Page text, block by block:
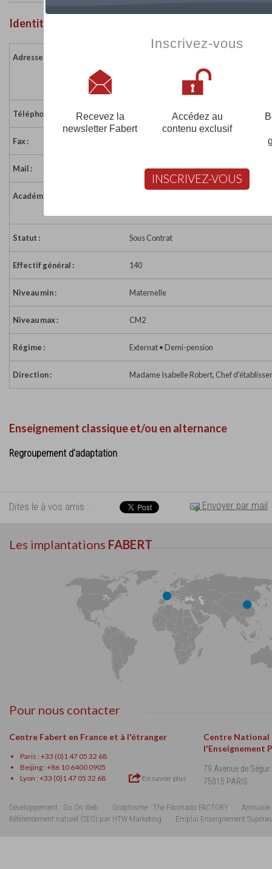
Identité de l'établissement
Adresse :
Téléphone : 02 96 92 72 11
Fax :
Mail : eco22.sc.penvenan@eco.ecbretagne.org
Académie :
Statut : Sous Contrat
Effectif général : 140
Niveau min : Maternelle
Niveau max : CM2
Régime : Externat • Demi-pension
Direction : Madame Isabelle Robert, Chef
Enseignement classique et/ou en alternance
Regroupement d'adaptation
Dites le à vos amis : Envoyer par mail
Les implantations FABERT
Pour nous contacter
Centre Fabert en France et à l'étranger
Paris : +33 (0)1 47 05 32 68
Beijing : +86 10 6400 0905
Lyon : +33 (0)1 47 05 32 68
En savoir plus
Centre National
l'Enseignement
79 Avenue de Ségur
75015 PARIS
Développement : Go On Web Graphisme : The Fibonacci FACTORY
Annuaire
Référencement naturel (SEO) par HTW-Marketing
Emploi Enseignement
Inscrivez-vous
Recevez la
newsletter Fabert
Accédez au
contenu exclusif
INSCRIVEZ-VOUS